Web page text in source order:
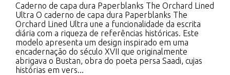
Caderno de capa dura Paperblanks The Orchard Lined
Ultra O caderno de capa dura Paperblanks The
Orchard Lined Ultra une a funcionalidade da escrita
diária com a riqueza de referências históricas. Este
modelo apresenta um design inspirado em uma
encadernação do século XVII que originalmente
abrigava o Bustan, obra do poeta persa Saadi, cujas
histórias em vers...